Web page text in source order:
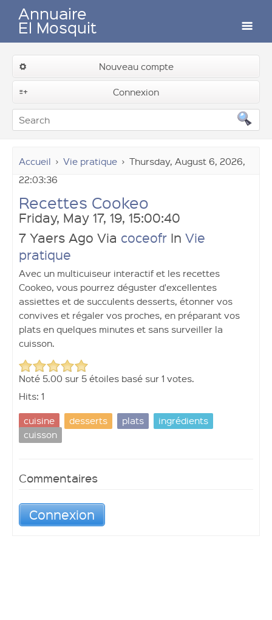
Annuaire
El Mosquit
Auteurs
Nouveau compte
Connexion
Ouvrir un compte
Connexion
Soumettre un lien
Accueil Vie pratique
Thursday, August 6, 2026,
22:03:36
Recettes Cookeo
Friday, May 17, 19, 15:00:40
7 Yaers Ago Via coceofr In Vie
pratique
Avec un multicuiseur interactif et les recettes
Cookeo, vous pourrez déguster d'excellentes
assiettes et de succulents desserts, étonner vos
convives et régaler vos proches, en préparant vos
plats en quelques minutes et sans surveiller la
cuisson.
Noté 5.00 sur 5 étoiles basé sur 1 votes.
Hits: 1
cuisine
desserts plats
ingrédients
cuisson
Commentaires
Connexion